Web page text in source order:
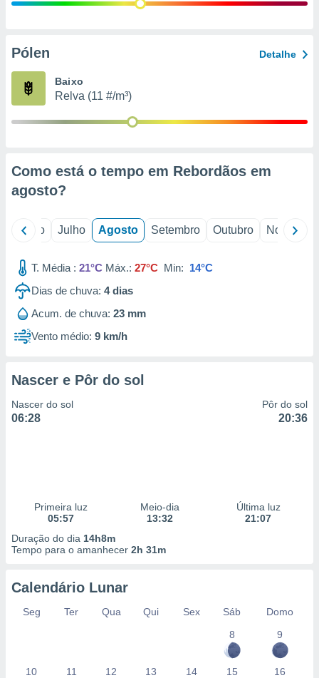
e
de
Pólen Detalhe
Baixo
Relva (11 #/m³)
Como está o tempo em Rebordãos em
agosto?
Junho Julho Agosto Setembro Outubro Novembro
T. Média : 21°C Máx.: 27°C Min: 14°C
Dias de chuva: 4dias
Acum. de chuva: 23 mm
Vento médio: 9 km/h
Nascer e Pôr do sol
Nascer do sol
06:28
Pôr do sol
20:36
Primeira luz
05:57
Meio-dia
13:32
Última luz
21:07
Duração do dia 14h8m
Tempo para o amanhecer 2h 31m
Calendário Lunar
Seg Ter Qua Qui Sex Sáb
Domo
8
9
10 11 12 13 14 15 16